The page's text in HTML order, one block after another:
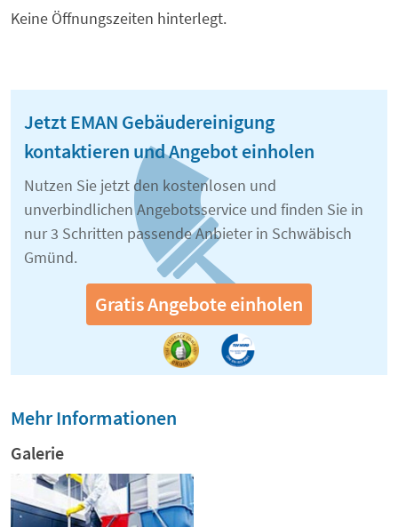
Keine Öffnungszeiten hinterlegt.
Jetzt EMAN Gebäudereinigung
kontaktieren und Angebot einholen
Nutzen Sie jetzt den kostenlosen und
unverbindlichen Angebotsservice und finden Sie in
nur 3 Schritten passende Anbieter in Schwäbisch
Gmünd.
Gratis Angebote einholen
Mehr Informationen
Galerie